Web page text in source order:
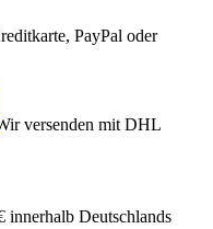
PayPal oder
versenden mit DHL
innerhalb Deutschlands